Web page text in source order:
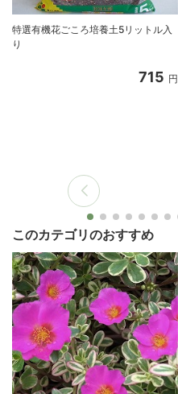
特選有機花ごころ培養土5リットル入
り
715 円
このカテゴリのおすすめ